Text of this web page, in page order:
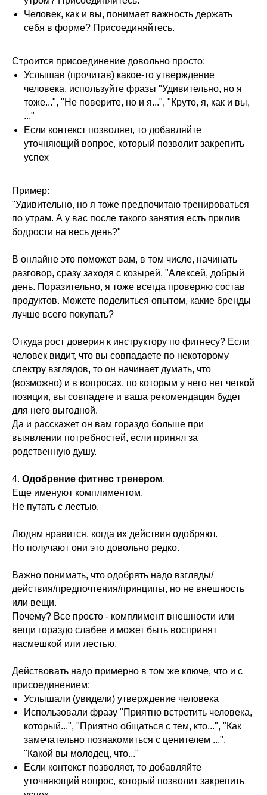
Человек, как и вы, понимает важность держать
себя в форме? Присоединяйтесь.
Строится присоединение довольно просто:
Услышав (прочитав) какое-то утверждение
человека, используйте фразы "Удивительно, но я
тоже...", "Не поверите, но и я...", "Круто, я, как и вы,
..."
Если контекст позволяет, то добавляйте
уточняющий вопрос, который позволит закрепить
успех
Пример:
"Удивительно, но я тоже предпочитаю тренироваться
по утрам. А у вас после такого занятия есть прилив
бодрости на весь день?"
В онлайне это поможет вам, в том числе, начинать
разговор, сразу заходя с козырей. "Алексей, добрый
день. Поразительно, я тоже всегда проверяю состав
продуктов. Можете поделиться опытом, какие бренды
лучше всего покупать?
Откуда рост доверия к инструктору по фитнесу? Если
человек видит, что вы совпадаете по некоторому
спектру взглядов, то он начинает думать, что
(возможно) и в вопросах, по которым у него нет четкой
позиции, вы совпадете и ваша рекомендация будет
для него выгодной.
Да и расскажет он вам гораздо больше при
выявлении потребностей, если принял за
родственную душу.
4. Одобрение фитнес тренером.
Еще именуют комплиментом.
Не путать с лестью.
Людям нравится, когда их действия одобряют.
Но получают они это довольно редко.
Важно понимать, что одобрять надо взгляды/
действия/предпочтения/принципы, но не внешность
или вещи.
Почему? Все просто - комплимент внешности или
вещи гораздо слабее и может быть воспринят
насмешкой или лестью.
Действовать надо примерно в том же ключе, что и с
присоединением:
Услышали (увидели) утверждение человека
Использовали фразу "Приятно встретить человека,
который...", "Приятно общаться с тем, кто...", "Как
замечательно познакомиться с ценителем ...",
"Какой вы молодец, что..."
Если контекст позволяет, то добавляйте
уточняющий вопрос, который позволит закрепить
программы
Фундаментальное обучение
Обучение на фитнес-тренера
Для тех, кто только собирается стать
фитнес-тренером или хочет освежить в
Подробнее о программе →
Пилатес
тренерами, упражнения начального и среднего
уровня.
Подробнее о программе →
Архитектура тела
Подробнее о программе →
Диплом • 3,5 месяца
Удостоверение • 2 месяца